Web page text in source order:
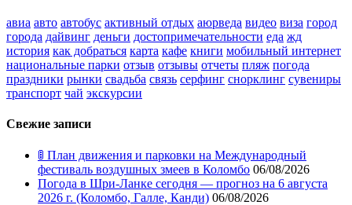
авиа авто автобус активный отдых аюрведа видео виза город
города дайвинг деньги достопримечательности еда жд
история как добраться карта кафе книги мобильный интернет
национальные парки отзыв отзывы отчеты пляж погода
праздники рынки свадьба связь серфинг снорклинг сувениры
транспорт чай экскурсии
Свежие записи
🚦 План движения и парковки на Международный
фестиваль воздушных змеев в Коломбо 06/08/2026
Погода в Шри-Ланке сегодня — прогноз на 6 августа
2026 г. (Коломбо, Галле, Канди) 06/08/2026